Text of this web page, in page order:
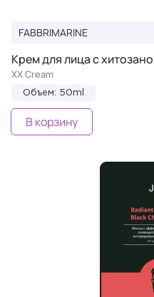
FABBRIMARINE
Крем для лица с
XX Cream
Объем: 50ml
В корзину